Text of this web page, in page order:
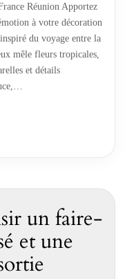
Réunion Apportez
à votre décoration
du voyage entre la
mêle fleurs tropicales,
et détails
un faire-
et une